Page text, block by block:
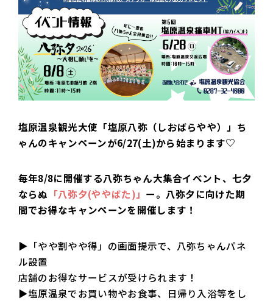
塩原温泉観光大使「塩原八弥（しおばらやや）」ち
ゃんのキャンペーンが6/27(土)から始まります♡
毎年8/8に開催する八弥ちゃん大集合イベント、七夕
ならぬ 「八弥夕(ややばた)」 ー。八弥夕に向けた期
間でお得なキャンペーンを開催します！
▶「やや割やや得」の画面提示で、八弥ちゃんパネ
ル設置
店舗のお得なサービスが受けられます！
▶塩原温泉でお買い物やお食事、日帰り入浴等をし